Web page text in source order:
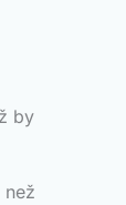
by